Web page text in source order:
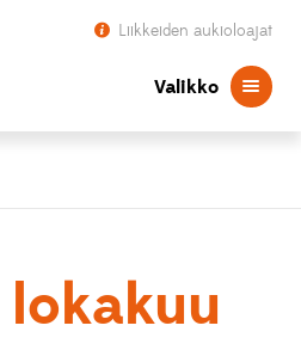
Liikkeiden aukioloajat
Valikko